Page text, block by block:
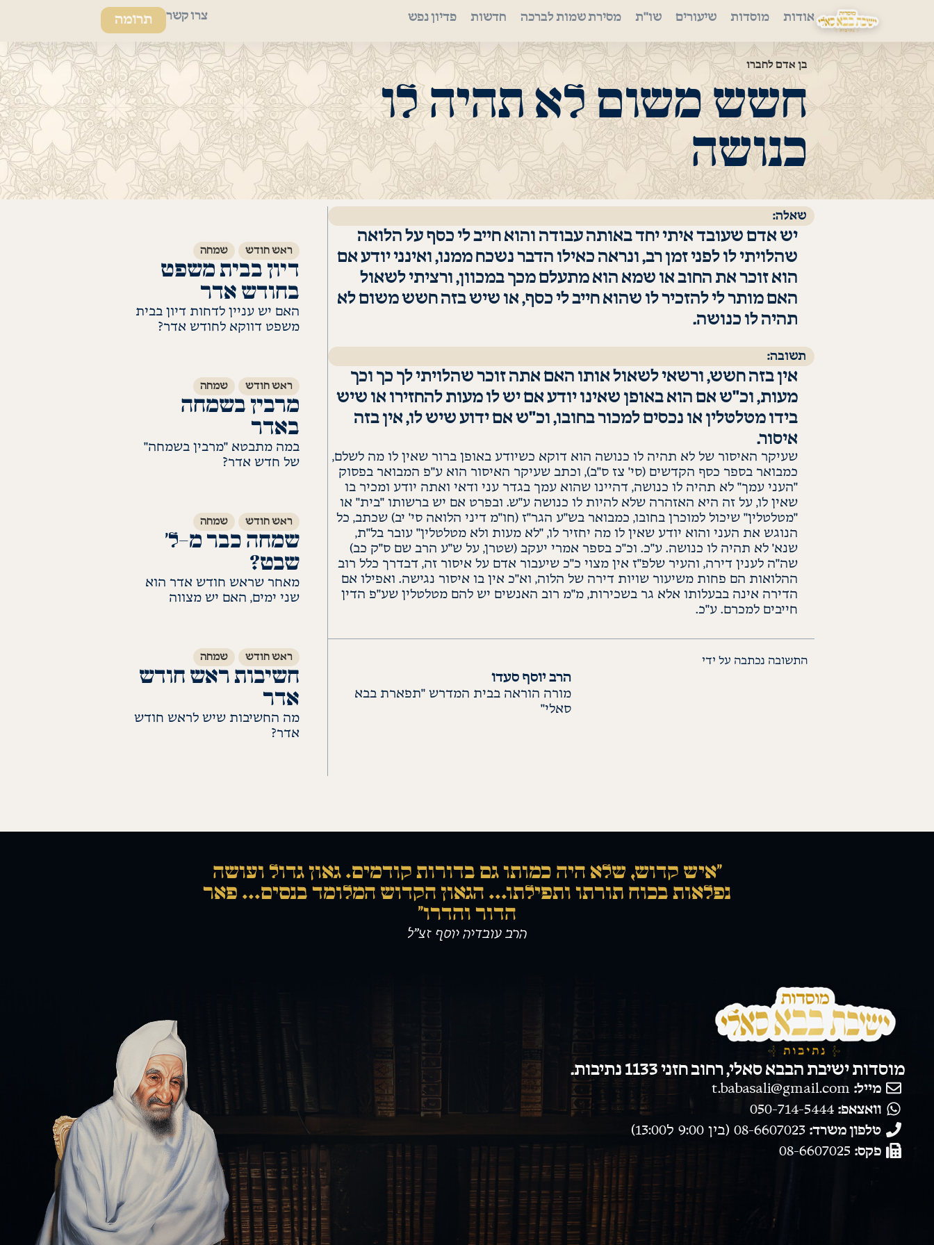
אודות מוסדות שיעורים שו"ת מסירת שמות לברכה חדשות פדיון נפש צרו קשר תרומה
בן אדם לחברו
חשש משום לא תהיה לו
כנושה
שאלה:
יש אדם שעובד איתי יחד באותה עבודה והוא חייב לי כסף על הלואה
שהלויתי לו לפני זמן רב, ונראה כאילו הדבר נשכח ממנו, ואינני יודע אם
הוא זוכר את החוב או שמא הוא מתעלם מכך במכוון, ורציתי לשאול
האם מותר לי להזכיר לו שהוא חייב לי כסף, או שיש בזה חשש משום לא
תהיה לו כנושה.
תשובה:
אין בזה חשש, ורשאי לשאול אותו האם אתה זוכר שהלויתי לך כך וכך
מעות, וכ"ש אם הוא באופן שאינו יודע אם יש לו מעות להחזירו או שיש
בידו מטלטלין או נכסים למכור בחובו, וכ"ש אם ידוע שיש לו, אין בזה
איסור.
שעיקר האיסור של לא תהיה לו כנושה הוא דוקא כשיודע באופן ברור שאין לו מה לשלם,
כמבואר בספר כסף הקדשים (סי' צזס"ב), וכתב שעיקר האיסור הוא ע"פ המבואר בפסוק
"העני עמך" לא תהיה לו כנושה, דהיינו שהוא עמך בגדר עני ודאי ואתה יודע ומכיר בו
שאין לו, על זה היא האזהרה שלא להיות לו כנושה ע"ש. ובפרט אם יש ברשותו "בית" או
"מטלטלין" שיכול למוכרן בחובו, כמבוארבש"ע הגר"ז(חו"מ דיני הלואה סי' יב) שכתב, כל
הנוגש את העני והוא יודע שאין לו מה יחזיר לו, "לא מעות ולא מטלטלין" עוברבל"ת,
שנא' לא תהיה לו כנושה. ע"כ. וכ"כ בספר אמרי יעקב (שטרן, על ש"ע הרב שם ס"ק כב)
שה"ה לענין דירה, והעירשלפ"זאין מצוי כ"כ שיעבור אדם על איסור זה, דבדרך כלל רוב
ההלואות הם פחות משיעורשויות דירה של הלוה, וא"כ אין בו איסור נגישה. ואפילו אם
הדירה אינה בבעלותו אלא גר בשכירות, מ"מ רוב האנשים יש להם מטלטליןשע"פ הדין
חייבים למכרם. ע"כ.
התשובה נכתבה על ידי
הרב יוסף סעדו
מורה הוראה בבית המדרש "תפארת בבא
סאלי"
ראש חודש שמחה
דיון בבית משפט
בחודש אדר
האם יש עניין לדחות דיון בבית
משפט דווקא לחודש אדר?
ראש חודש שמחה
מרבין בשמחה
באדר
במה מתבטא "מרבין בשמחה"
של חדש אדר?
ראש חודש שמחה
שמחה כבר מ-ל׳
שבט?
מאחר שראש חודש אדר הוא
שני ימים, האם יש מצווה
ראש חודש שמחה
חשיבות ראש חודש
אדר
מה החשיבות שיש לראש חודש
אדר?
“איש קדוש, שלא היה כמותו גם בדורות קודמים. גאון גדול ועושה
נפלאות בכוח תורתו ותפילתו... הגאון הקדוש המלומד בנסים... פאר
הדור והדרו"
הרב עובדיה יוסף זצ”ל
מוסדות ישיבת הבבא סאלי, רחוב חזני 1133 נתיבות.
מייל:t.babasali@gmail.com
וואצאפ:050-714-5444
טלפון משרד:08-6607023 (בין 9:00 ל13:00)
פקס: